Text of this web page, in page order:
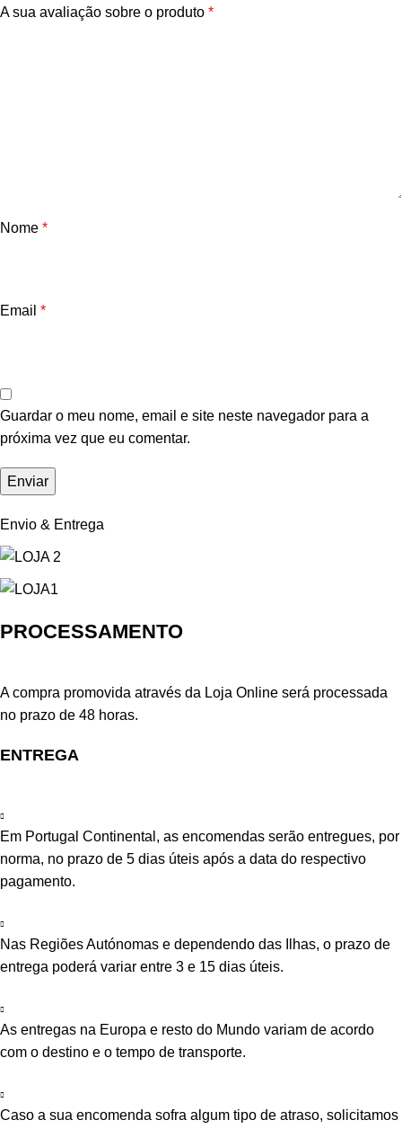
A sua avaliação sobre o produto *
Nome *
Email *
Guardar o meu nome, email e site neste navegador para a
próxima vez que eu comentar.
Envio & Entrega
PROCESSAMENTO
A compra promovida através da Loja Online será processada
no prazo de 48 horas.
ENTREGA
Em Portugal Continental, as encomendas serão entregues, por
norma, no prazo de 5 dias úteis após a data do respectivo
pagamento.
Nas Regiões Autónomas e dependendo das Ilhas, o prazo de
entrega poderá variar entre 3 e 15 dias úteis.
As entregas na Europa e resto do Mundo variam de acordo
com o destino e o tempo de transporte.
Caso a sua encomenda sofra algum tipo de atraso, solicitamos